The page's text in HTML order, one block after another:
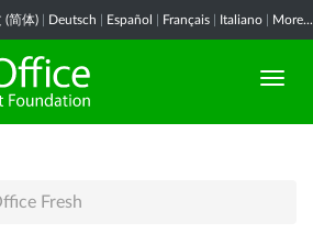
(简体) Deutsch Español Français Italiano More...
Fresh